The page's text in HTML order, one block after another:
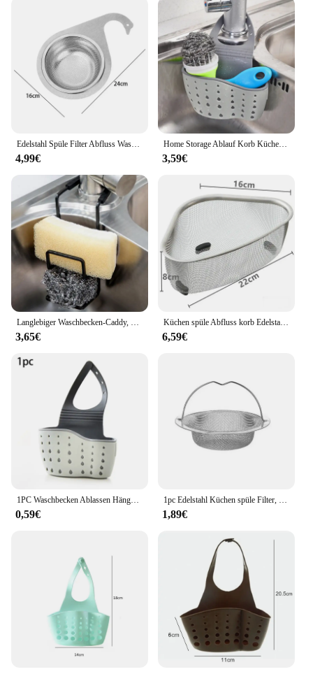
4,99€
Home Storage Ablauf Korb Küche Waschbecken Halter Einstellbare Seife Schwamm Shlf Hängen Drain Korb Tasche Küche Zubehör
3,59€
3,65€
Küchen spüle Abfluss korb Edelstahl Dreieck Wasserbecken Sieb Lebensmittel abfälle Abfall Abfluss Lagerung Organizer für zu Hause
6,59€
1PC Waschbecken Ablassen Hängenden Korb Gummi Doppel-Schicht Hängen Seife Schwamm Halter Einstellbar Hause Bad Küche Zubehör
0,59€
1pc Edelstahl Küchen spüle Filter, Müll Lebensmittel rückstände/Haar fänger, halten Sie Ihre Badewanne
1,89€